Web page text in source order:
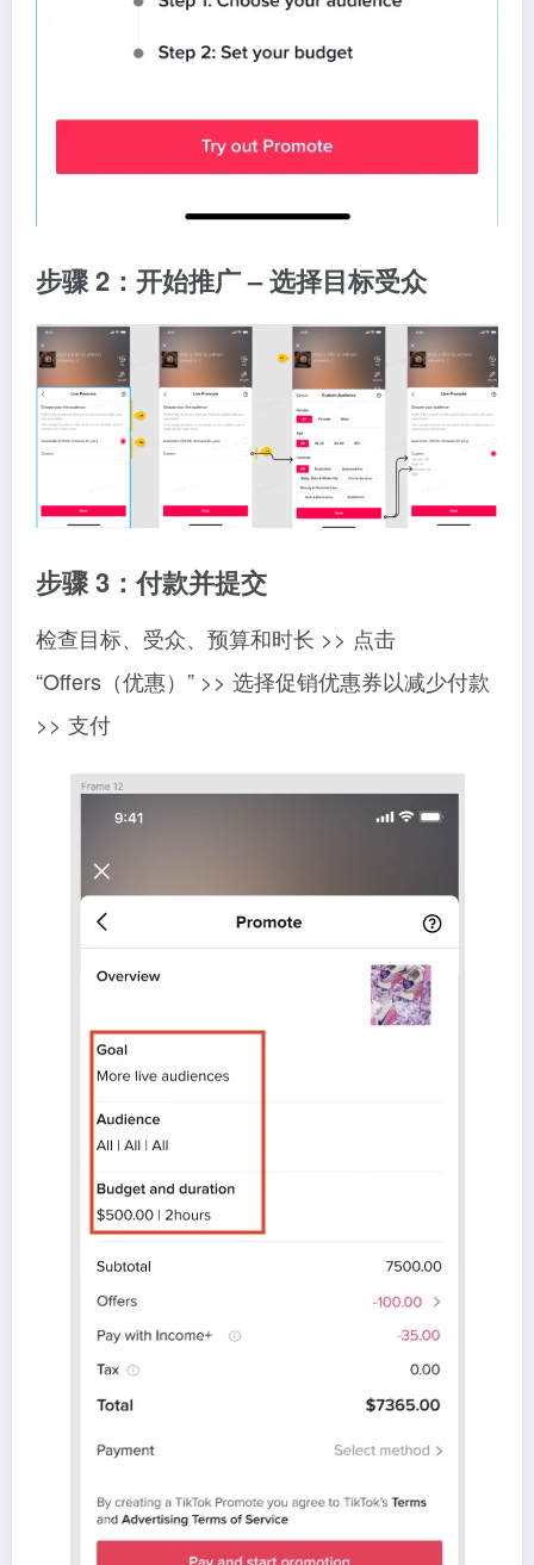
步骤 2：开始推广 – 选择目标受众
步骤 3：付款并提交
检查目标、受众、预算和时长 >> 点击
“Offers（优惠）” >> 选择促销优惠券以减少付款
>> 支付